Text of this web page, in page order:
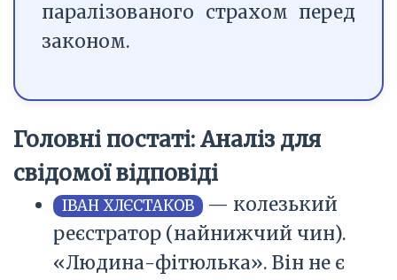
паралізованого страхом перед
законом.
Головні постаті: Аналіз для
свідомої відповіді
ІВАН ХЛЄСТАКОВ
— колезький
реєстратор (найнижчий чин).
«Людина-фітюлька». Він не є